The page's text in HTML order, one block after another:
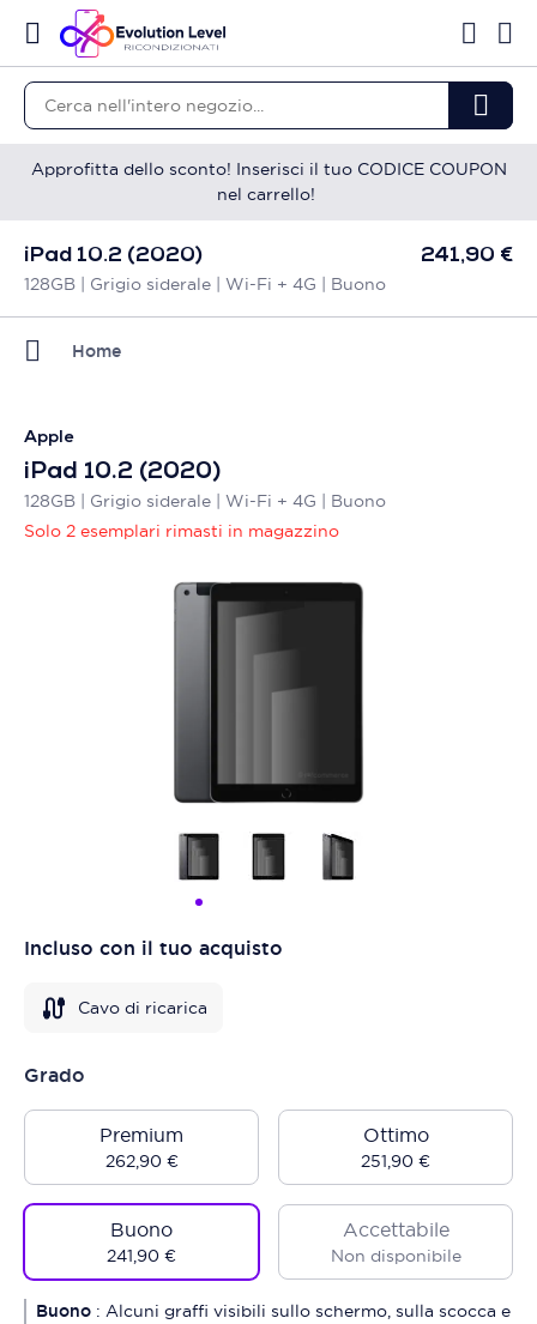
Approfitta dello sconto! Inserisci il tuo CODICE COUPON
nel carrello!
iPad 10.2 (2020)
128GB | Grigio siderale | Wi-Fi + 4G | Buono
241,90 €
Home
Apple
iPad 10.2 (2020)
128GB | Grigio siderale | Wi-Fi + 4G | Buono
Solo 2 esemplari rimasti in magazzino
Incluso con il tuo acquisto
Cavo di ricarica
Grado
Premium
262,90 €
Ottimo
251,90 €
Buono
241,90 €
Accettabile
Non disponibile
Buono : Alcuni graffi visibili sullo schermo, sulla scocca e